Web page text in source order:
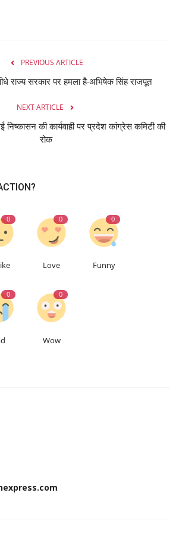
PREVIOUS ARTICLE
राज्य सरकार पर हमला है-अभिषेक सिंह राजपूत
NEXT ARTICLE
निष्कासन की कार्यवाही पर प्रदेश कांग्रेस कमिटी की
रोक
0 0
Love
0
Funny
0 0
Wow